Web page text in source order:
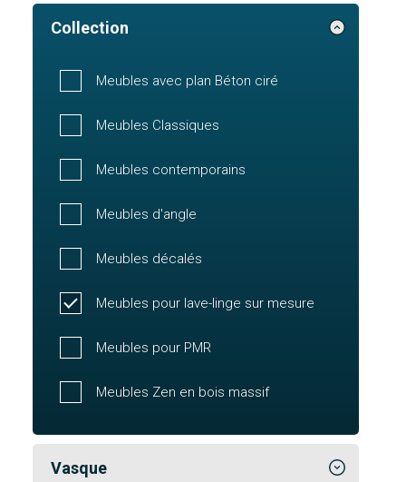
Collection
Meubles avec plan Béton ciré
Meubles Classiques
Meubles contemporains
Meubles d'angle
Meubles décalés
Meubles pour lave-linge sur mesure
Meubles pour PMR
Meubles Zen en bois massif
Vasque